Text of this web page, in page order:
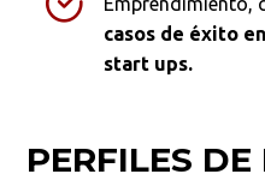
casos de éxito
start ups.
PERFILES DE